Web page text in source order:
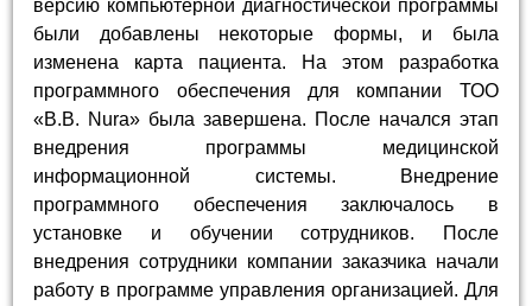
версию компьютерной диагностической программы
были добавлены некоторые формы, и была
изменена карта пациента. На этом разработка
программного обеспечения для компании ТОО
«B.B. Nura» была завершена. После начался этап
внедрения программы медицинской
информационной системы. Внедрение
программного обеспечения заключалось в
установке и обучении сотрудников. После
внедрения сотрудники компании заказчика начали
работу в программе управления организацией. Для